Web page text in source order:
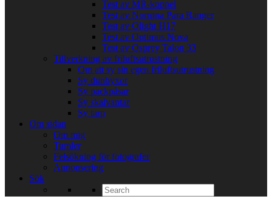
Test av MR-koppel
Test av Norrøna Para Ranger
Test av Olight H17
Test av Optimus Nova
Test av Osprey Talon 33
Tillverkning av friluftsutrustning
Om att sy sin egen friluftsutrustning
Sy dunbyxor
Sy packpåsar
Sy skalvantar
Sy tarp
Om sidan
Om mig
Tumler
Felsökning för fotografer
Annonsering
Sök
Search
for: